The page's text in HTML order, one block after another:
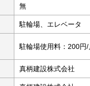
無
駐輪場、エレベータ
駐輪場使用料：200円
真柄建設株式会社